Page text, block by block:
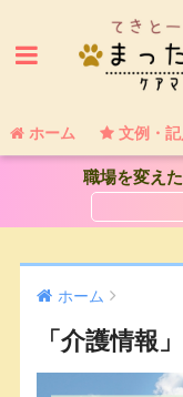
ホーム 文例・記
職場を変え
ホーム
「介護情報